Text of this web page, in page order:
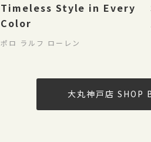
Timeless Style in Every
Color
ポロ ラルフ ローレン
大丸神戸店 SHOP